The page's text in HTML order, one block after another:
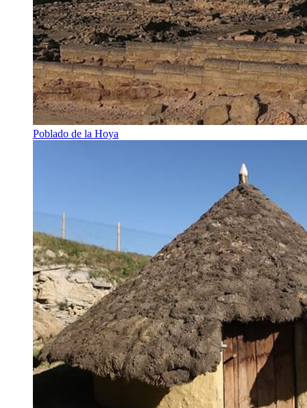
Poblado de la Hoya